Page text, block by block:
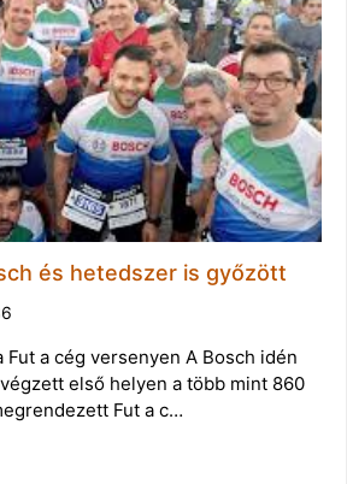
és hetedszer is győzött
Fut a cég versenyen A Bosch idén
első helyen a több mint 860
Fut a c…